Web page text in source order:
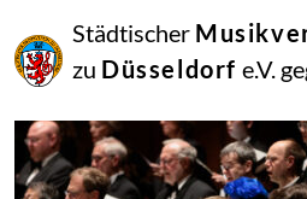
Städtischer
zu Düsseldorf e.V.
März
2025
Manfred Hill